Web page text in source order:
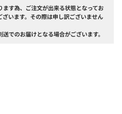
す為、ご注文が出来る状態となってお
います。その際は申し訳ございません
でのお届けとなる場合がございます。